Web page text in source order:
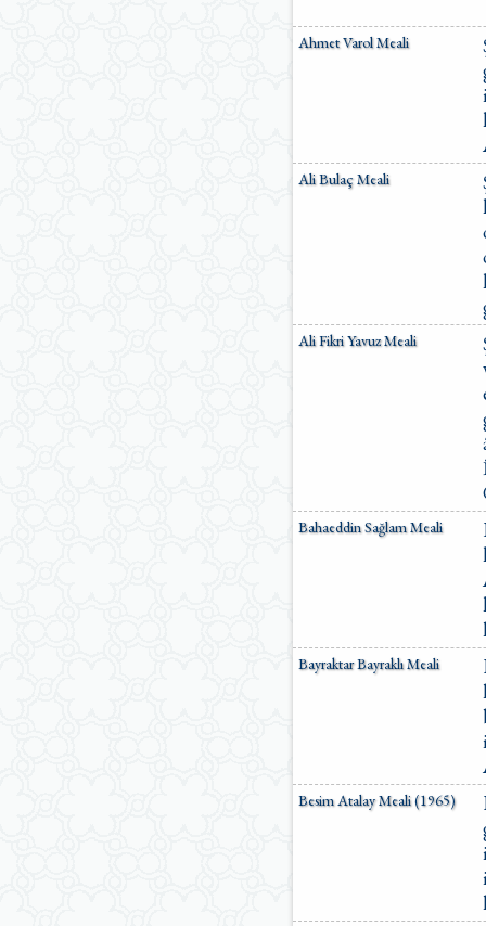
Ahmet Varol Meali
Ali Bulaç Meali
Ali Fikri Yavuz Meali
Bahaeddin Sağlam Meali
Bayraktar Bayraklı Meali
Besim Atalay Meali (1965)